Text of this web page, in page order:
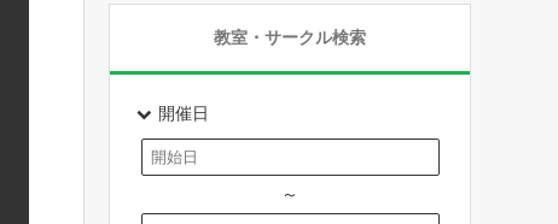
教室・サークル検索
開催日
～